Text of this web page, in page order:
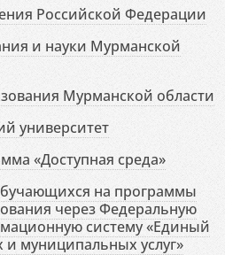
Российской Федерации
и науки Мурманской
Мурманской области
университет
«Доступная среда»
на программы
через Федеральную
систему «Единый
и муниципальных услуг»